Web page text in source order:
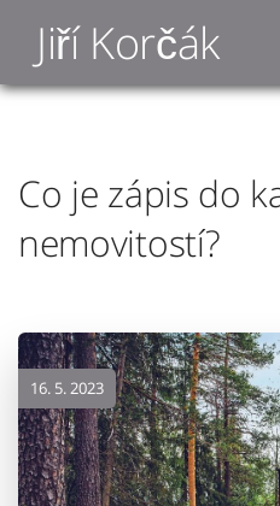
Jiří Korčák
Co je zápis do
nemovitostí?
16. 5. 2023